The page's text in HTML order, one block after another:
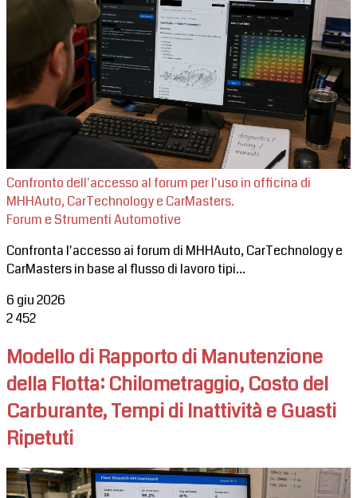
Confronto dell'accesso al forum per l'uso in officina di
MHHAuto, CarTechnology e CarMasters.
Forum e Strumenti Automotive
Confronta l'accesso ai forum di MHHAuto, CarTechnology e
CarMasters in base al flusso di lavoro tipi...
6 giu 2026
2452
Modello di Rapporto di Manutenzione
della Flotta: Chilometraggio, Costo del
Carburante, Tempi di Inattività e Guasti
Ripetuti